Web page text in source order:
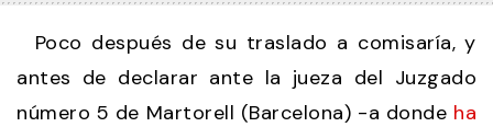
Poco después de su traslado a comisaría, y
antes de declarar ante la jueza del Juzgado
número 5 de Martorell (Barcelona) -a donde ha